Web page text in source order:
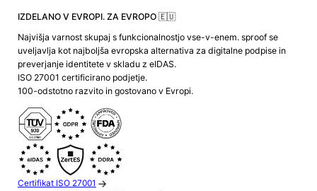
IZDELANO V EVROPI. ZA EVROPO 🇪🇺
Najvišja varnost skupaj s funkcionalnostjo vse-v-enem. sproof se
uveljavlja kot najboljša evropska alternativa za digitalne podpise in
preverjanje identitete v skladu z eIDAS.
ISO 27001 certificirano podjetje.
100-odstotno razvito in gostovano v Evropi.
Certifikat ISO 27001